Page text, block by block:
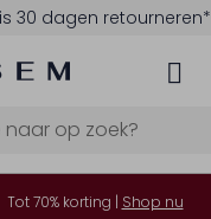
30 dagen retourneren*
Tot 70% korting | Shop nu